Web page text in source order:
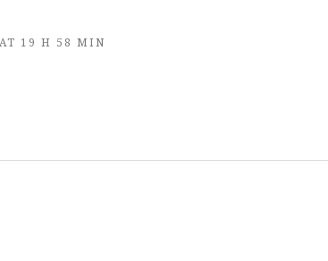
19 H 58 MIN